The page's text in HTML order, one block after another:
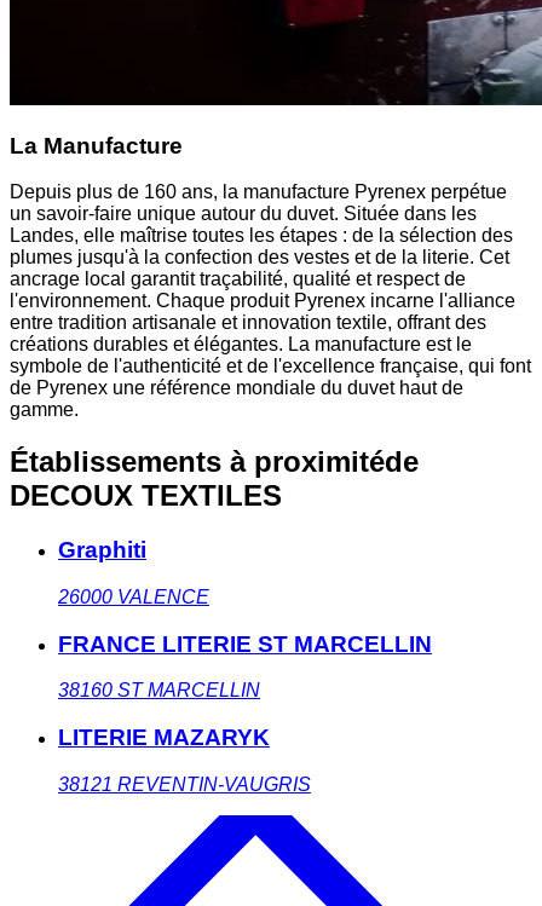
La Manufacture
Depuis plus de 160 ans, la manufacture Pyrenex perpétue
un savoir-faire unique autour du duvet. Située dans les
Landes, elle maîtrise toutes les étapes : de la sélection des
plumes jusqu'à la confection des vestes et de la literie. Cet
ancrage local garantit traçabilité, qualité et respect de
l'environnement. Chaque produit Pyrenex incarne l'alliance
entre tradition artisanale et innovation textile, offrant des
créations durables et élégantes. La manufacture est le
symbole de l'authenticité et de l'excellence française, qui font
de Pyrenex une référence mondiale du duvet haut de
gamme.
Établissements à proximitéde
DECOUX TEXTILES
Graphiti
26000 VALENCE
FRANCE LITERIE ST MARCELLIN
38160 ST MARCELLIN
LITERIE MAZARYK
38121 REVENTIN-VAUGRIS